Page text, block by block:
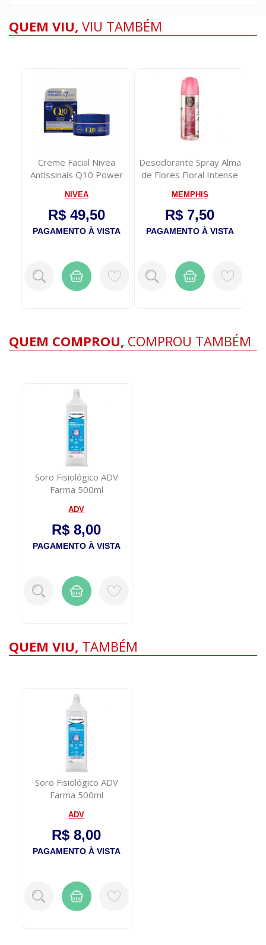
QUEM VIU, VIU TAMBÉM
Creme Facial Nivea
Antissinais Q10 Power
NIVEA
R$ 49,50
PAGAMENTO À VISTA
Desodorante Spray Alma
de Flores Floral Intense
MEMPHIS
R$ 7,50
PAGAMENTO À VISTA
QUEM COMPROU, COMPROU TAMBÉM
Soro Fisiológico ADV
Farma 500ml
ADV
R$ 8,00
PAGAMENTO À VISTA
QUEM VIU, TAMBÉM
Soro Fisiológico ADV
Farma 500ml
ADV
R$ 8,00
PAGAMENTO À VISTA